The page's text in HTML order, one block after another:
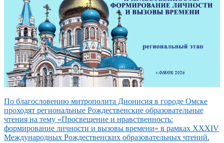
По благословению митрополита Дионисия в городе Омске
проходят региональные Рождественские образовательные
чтения на тему «Просвещение и нравственность:
формирование личности и вызовы времени» в рамках XXXIV
Международных Рождественских образовательных чтений.